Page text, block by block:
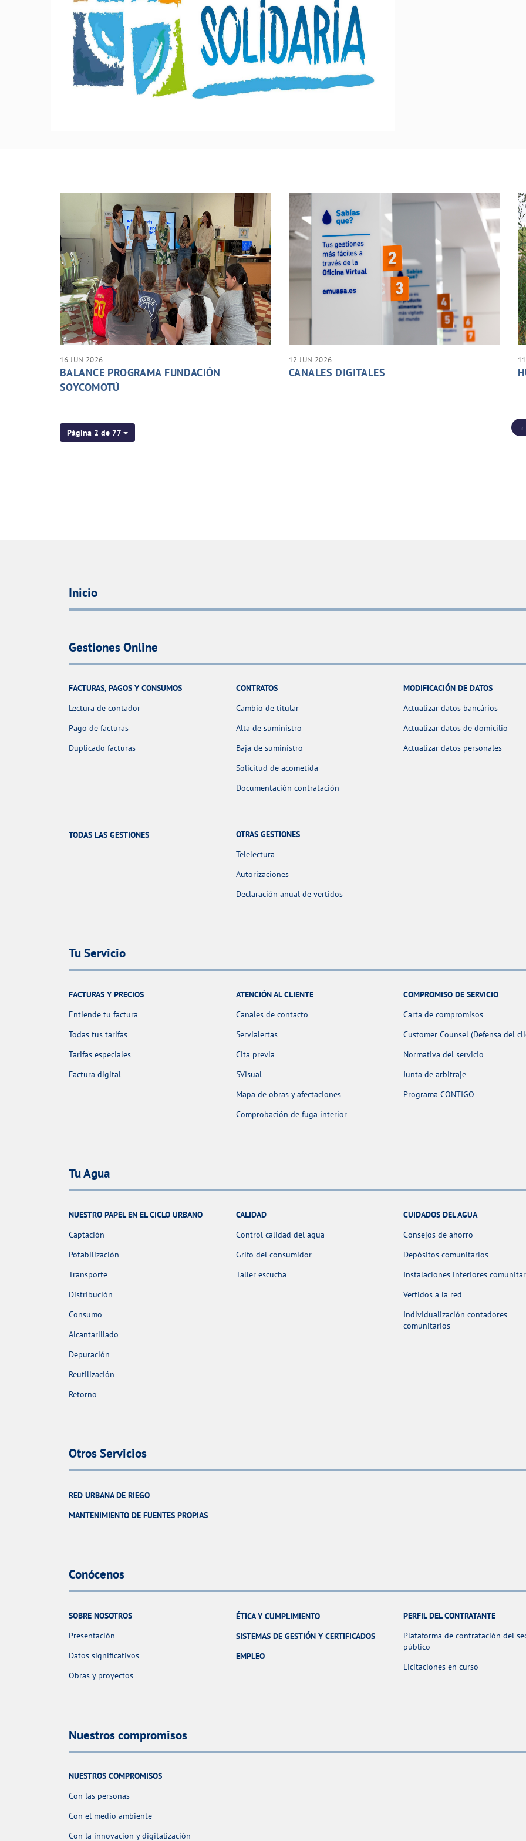
16 JUN 2026
BALANCE PROGRAMA FUNDACIÓN
SOYCOMOTÚ
12 JUN 2026
CANALES DIGITALES
Página 2 de 77
Inicio
Gestiones Online
FACTURAS, PAGOS Y CONSUMOS
Lectura de contador
Pago de facturas
Duplicado facturas
CONTRATOS
Cambio de titular
Alta de suministro
Baja de suministro
Solicitud de acometida
Documentación contratación
MODIFICACIÓN DE DATOS
Actualizar datos bancários
Actualizar datos de domicilio
Actualizar datos personales
TODAS LAS GESTIONES
OTRAS GESTIONES
Telelectura
Autorizaciones
Declaración anual de vertidos
Tu Servicio
FACTURAS Y PRECIOS
Entiende tu factura
Todas tus tarifas
Tarifas especiales
Factura digital
ATENCIÓN AL CLIENTE
Canales de contacto
Servialertas
Cita previa
SVisual
Mapa de obras y afectaciones
Comprobación de fuga interior
COMPROMISO DE SERVICIO
Carta de compromisos
Customer Counsel (Defensa del
Normativa del servicio
Junta de arbitraje
Programa CONTIGO
Tu Agua
NUESTRO PAPEL EN EL CICLO URBANO
Captación
Potabilización
Transporte
Distribución
Consumo
Alcantarillado
Depuración
Reutilización
Retorno
CALIDAD
Control calidad del agua
Grifo del consumidor
Taller escucha
CUIDADOS DEL AGUA
Consejos de ahorro
Depósitos comunitarios
Instalaciones interiores
Vertidos a la red
Individualización contadores
comunitarios
Otros Servicios
RED URBANA DE RIEGO
MANTENIMIENTO DE FUENTES PROPIAS
Conócenos
SOBRE NOSOTROS
Presentación
Datos significativos
Obras y proyectos
ÉTICA Y CUMPLIMIENTO
SISTEMAS DE GESTIÓN Y CERTIFICADOS
EMPLEO
PERFIL DEL CONTRATANTE
Plataforma de contratación del
público
Licitaciones en curso
Nuestros compromisos
NUESTROS COMPROMISOS
Con las personas
Con el medio ambiente
Con la innovacion y digitalización